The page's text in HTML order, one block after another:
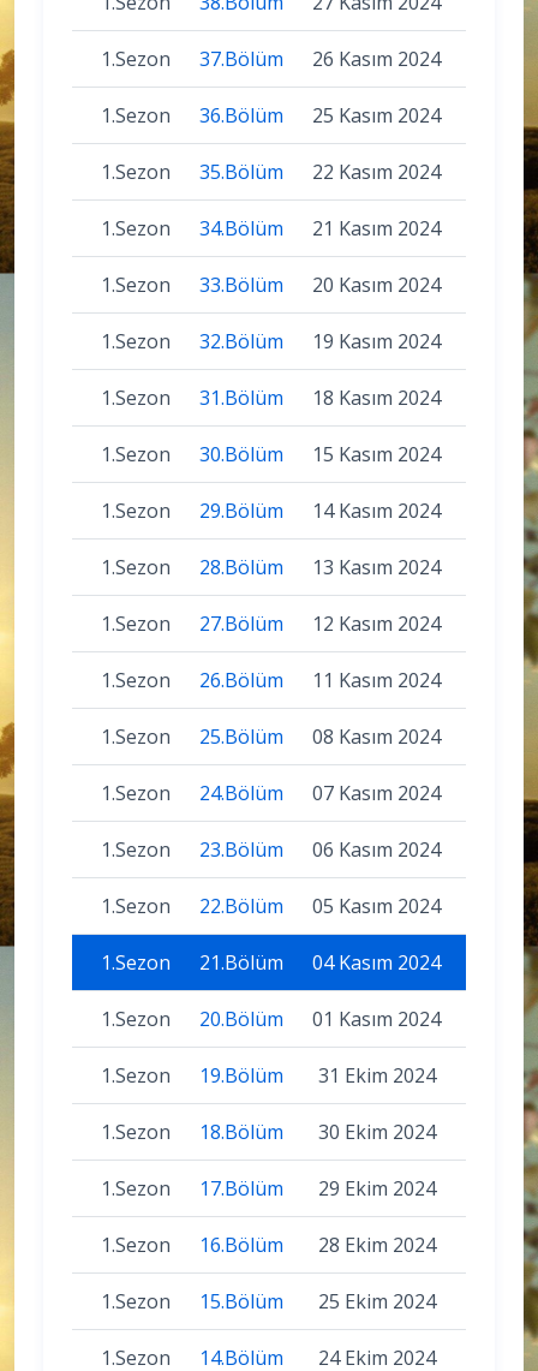
1.Sezon 37.Bölüm 26 Kasım 2024
1.Sezon 36.Bölüm 25 Kasım 2024
1.Sezon 35.Bölüm 22 Kasım 2024
1.Sezon 34.Bölüm 21 Kasım 2024
1.Sezon 33.Bölüm 20 Kasım 2024
1.Sezon 32.Bölüm 19 Kasım 2024
1.Sezon 31.Bölüm 18 Kasım 2024
1.Sezon 30.Bölüm 15 Kasım 2024
1.Sezon 29.Bölüm 14 Kasım 2024
1.Sezon 28.Bölüm 13 Kasım 2024
1.Sezon 27.Bölüm 12 Kasım 2024
1.Sezon 26.Bölüm 11 Kasım 2024
1.Sezon 25.Bölüm 08 Kasım 2024
1.Sezon 24.Bölüm 07 Kasım 2024
1.Sezon 23.Bölüm 06 Kasım 2024
1.Sezon 22.Bölüm 05 Kasım 2024
1.Sezon 21.Bölüm 04 Kasım 2024
1.Sezon 20.Bölüm 01 Kasım 2024
1.Sezon 19.Bölüm 31 Ekim 2024
1.Sezon 18.Bölüm 30 Ekim 2024
1.Sezon 17.Bölüm 29 Ekim 2024
1.Sezon 16.Bölüm 28 Ekim 2024
1.Sezon 15.Bölüm 25 Ekim 2024
1.Sezon 14.Bölüm 24 Ekim 2024